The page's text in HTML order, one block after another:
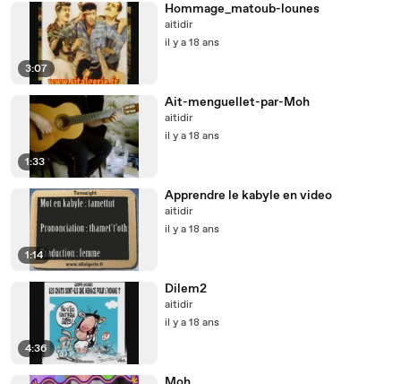
3:07
Hommage_matoub-lounes
aitidir
il y a 18 ans
1:33
Ait-menguellet-par-Moh
aitidir
il y a 18 ans
1:14
Apprendre le kabyle en video
aitidir
il y a 18 ans
4:36
Dilem2
aitidir
il y a 18 ans